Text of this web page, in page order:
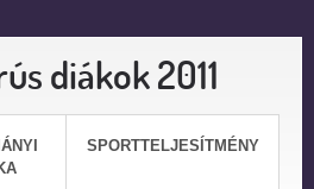
diákok 2011
SPORTTELJESÍTMÉNY